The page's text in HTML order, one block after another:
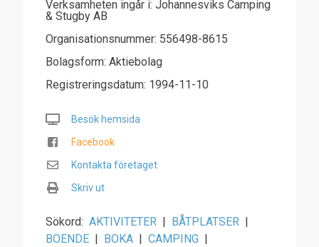
Verksamheten ingår i: Johannesviks Camping
& Stugby AB
Organisationsnummer: 556498-8615
Bolagsform: Aktiebolag
Registreringsdatum: 1994-11-10
Besök hemsida
Facebook
Kontakta företaget
Skriv ut
Sökord: AKTIVITETER | BÅTPLATSER |
BOENDE | BOKA | CAMPING |